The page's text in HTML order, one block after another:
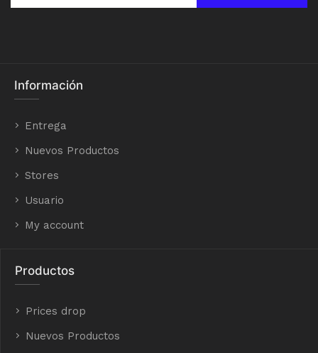
Información
Entrega
Nuevos Productos
Stores
Usuario
My account
Productos
Prices drop
Nuevos Productos